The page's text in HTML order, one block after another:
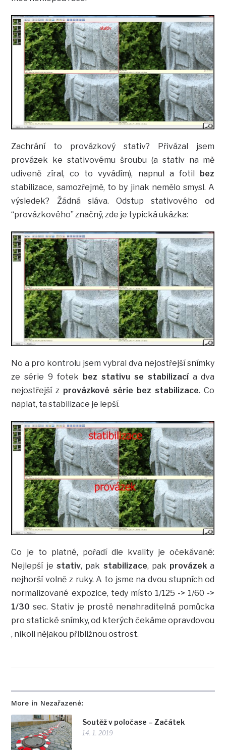
More in Nezařazené:
Soutěž v poločase – Začátek
14. 1. 2019
Zachrání to provázkový stativ? Přivázal jsem
provázek ke stativovému šroubu (a stativ na mě
udiveně zíral, co to vyvádím), napnul a fotil bez
stabilizace, samozřejmě, to by jinak nemělo smysl. A
výsledek? Žádná sláva. Odstup stativového od
“provázkového” značný, zde je typická ukázka:
No a pro kontrolu jsem vybral dva nejostřejší snímky
ze série 9 fotek bez stativu se stabilizacía dva
nejostřejší z provázkové série bez stabilizace. Co
naplat, ta stabilizace je lepší.
Co je to platné, pořadí dle kvality je očekávané:
Nejlepší je stativ, pak stabilizace, pak provázek a
nejhorší volně z ruky. A to jsme na dvou stupních od
normalizované expozice, tedy místo 1/125 -> 1/60 ->
1/30 sec. Stativ je prostě nenahraditelná pomůcka
pro statické snímky, od kterých čekáme opravdovou
, nikoli nějakou přibližnou ostrost.